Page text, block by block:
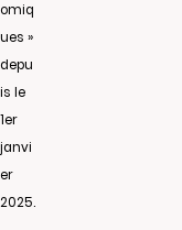
omiq
ues »
depu
is le
1er
janvi
er
2025.